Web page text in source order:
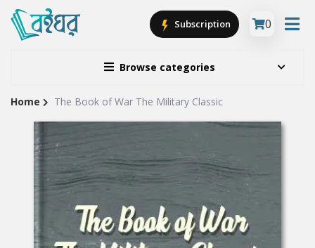
Browse categories
Subscription 0
Site
Breadcrumb
Home The Book of War The Military Classic